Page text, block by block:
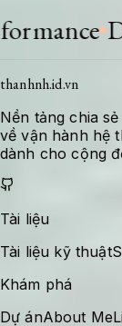
thanhnh.id.vn
Nền tảng chia
về vận hành hệ
dành cho cộng
Tài liệu
Tài liệu kỹ thuật
Khám phá
Dự ánAbout Me